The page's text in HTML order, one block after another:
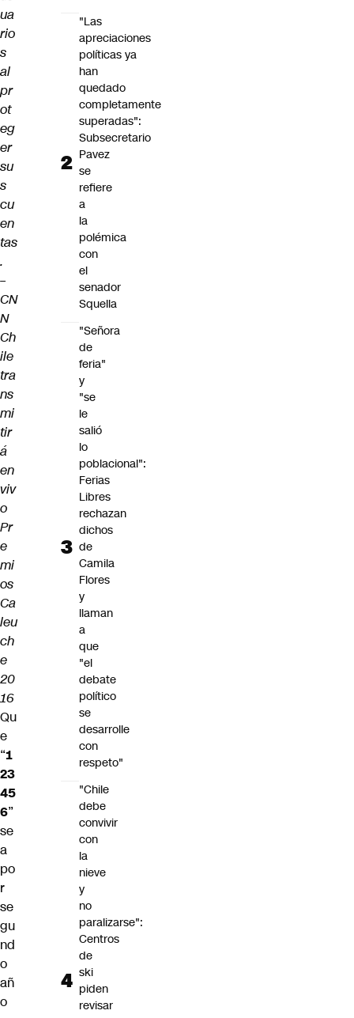
ua
rio
s
al
pr
ot
eg
er
su
s
cu
en
tas
.
–
CN
N
Ch
ile
tra
ns
mi
tir
á
en
viv
o
Pr
e
mi
os
Ca
leu
ch
e
20
16
Qu
e
“1
23
45
6”
se
a
po
r
se
gu
nd
o
añ
o
"Las
apreciaciones
políticas ya
han
quedado
completamente
superadas":
Subsecretario
Pavez
se
refiere
a
la
polémica
con
el
senador
Squella
"Señora
de
feria"
y
"se
le
salió
lo
poblacional":
Ferias
Libres
rechazan
dichos
de
Camila
Flores
y
llaman
a
que
"el
debate
político
se
desarrolle
con
respeto"
"Chile
debe
convivir
con
la
nieve
y
no
paralizarse":
Centros
de
ski
piden
revisar